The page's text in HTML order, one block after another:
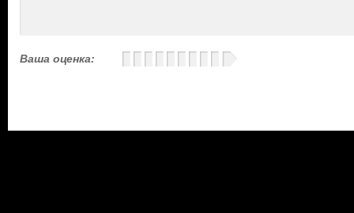
Ваша оценка: